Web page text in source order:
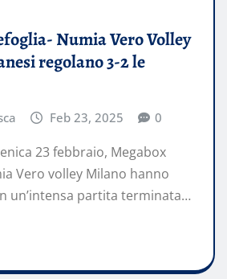
Numia Vero Volley
regolano 3-2 le
Feb 23, 2025 0
23 febbraio, Megabox
Vero volley Milano hanno
un’intensa partita terminata…